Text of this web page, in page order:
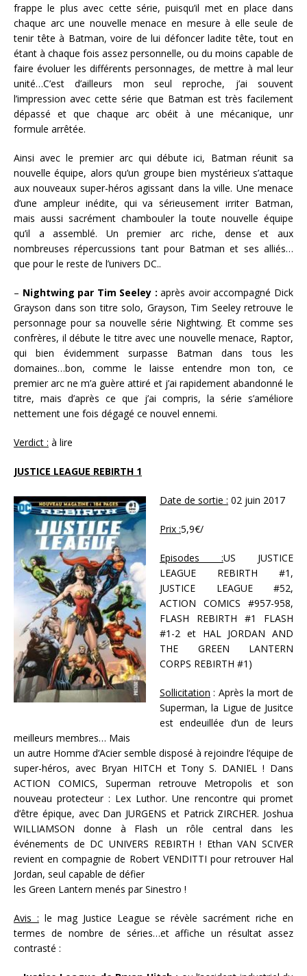
frappe le plus avec cette série, puisqu’il met en place dans
chaque arc une nouvelle menace en mesure à elle seule de
tenir tête à Batman, voire de lui défoncer ladite tête, tout en
étant à chaque fois assez personnelle, ou du moins capable de
faire évoluer les différents personnages, de mettre à mal leur
unité…C’est d’ailleurs mon seul reproche, j’ai souvent
l’impression avec cette série que Batman est très facilement
dépassé et que chaque arc obéit à une mécanique, unr
formule arrêtée.
Ainsi avec le premier arc qui débute ici, Batman réunit sa
nouvelle équipe, alors qu’un groupe bien mystérieux s’attaque
aux nouveaux super-héros agissant dans la ville. Une menace
d’une ampleur inédite, qui va sérieusement irriter Batman,
mais aussi sacrément chambouler la toute nouvelle équipe
qu’il a assemblé. Un premier arc riche, dense et aux
nombreuses répercussions tant pour Batman et ses alliés…
que pour le reste de l’univers DC..
– Nightwing par Tim Seeley : après avoir accompagné Dick
Grayson dans son titre solo, Grayson, Tim Seeley retrouve le
personnage pour sa nouvelle série Nightwing. Et comme ses
confrères, il débute le titre avec une nouvelle menace, Raptor,
qui bien évidemment surpasse Batman dans tous les
domaines…bon, comme le laisse entendre mon ton, ce
premier arc ne m’a guère attiré et j’ai rapidement abandonné le
titre, mais d’après ce que j’ai compris, la série s’améliore
nettement une fois dégagé ce nouvel ennemi.
Verdict : à lire
JUSTICE LEAGUE REBIRTH 1
Date de sortie : 02 juin 2017
Prix :5,9€/
Episodes :US JUSTICE
LEAGUE REBIRTH #1,
JUSTICE LEAGUE #52,
ACTION COMICS #957-958,
FLASH REBIRTH #1 FLASH
#1-2 et HAL JORDAN AND
THE GREEN LANTERN
CORPS REBIRTH #1)
Sollicitation : Après la mort de
Superman, la Ligue de Jusitce
est endeuillée d’un de leurs
meilleurs membres… Mais
un autre Homme d’Acier semble disposé à rejoindre l’équipe de
super-héros, avec Bryan HITCH et Tony S. DANIEL ! Dans
ACTION COMICS, Superman retrouve Metropolis et son
nouveau protecteur : Lex Luthor. Une rencontre qui promet
d’être épique, avec Dan JURGENS et Patrick ZIRCHER. Joshua
WILLIAMSON donne à Flash un rôle central dans les
événements de DC UNIVERS REBIRTH ! Ethan VAN SCIVER
revient en compagnie de Robert VENDITTI pour retrouver Hal
Jordan, seul capable de défier
les Green Lantern menés par Sinestro !
Avis : le mag Justice League se révèle sacrément riche en
termes de nombre de séries…et affiche un résultat assez
contrasté :